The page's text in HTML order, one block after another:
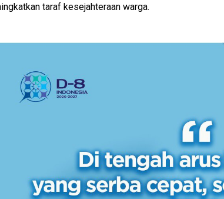
taraf kesejahteraan warga.